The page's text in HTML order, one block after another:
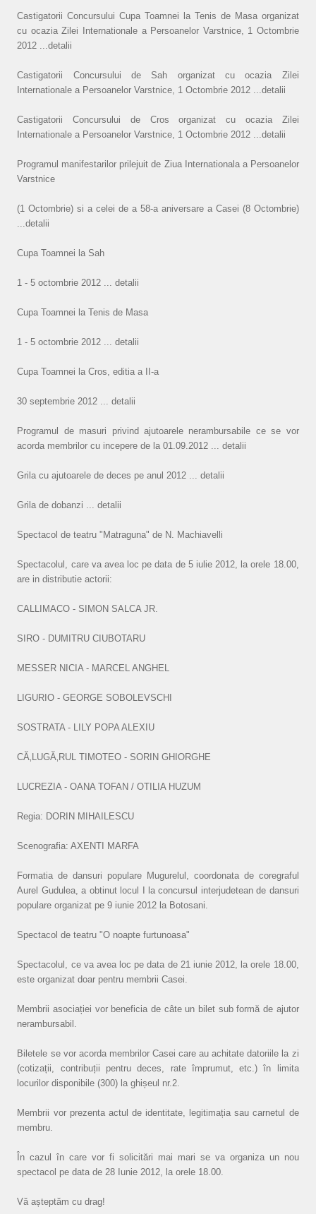
Castigatorii Concursului Cupa Toamnei la Tenis de Masa organizat
cu ocazia Zilei Internationale a Persoanelor Varstnice, 1 Octombrie
2012 ...detalii
Castigatorii Concursului de Sah organizat cu ocazia Zilei
Internationale a Persoanelor Varstnice, 1 Octombrie 2012 ...detalii
Castigatorii Concursului de Cros organizat cu ocazia Zilei
Internationale a Persoanelor Varstnice, 1 Octombrie 2012 ...detalii
Programul manifestarilor prilejuit de Ziua Internationala a Persoanelor
Varstnice
(1 Octombrie) si a celei de a 58-a aniversare a Casei (8 Octombrie)
...detalii
Cupa Toamnei la Sah
1 - 5 octombrie 2012 ... detalii
Cupa Toamnei la Tenis de Masa
1 - 5 octombrie 2012 ... detalii
Cupa Toamnei la Cros, editia a II-a
30 septembrie 2012 ... detalii
Programul de masuri privind ajutoarele nerambursabile ce se vor
acorda membrilor cu incepere de la 01.09.2012 ... detalii
Grila cu ajutoarele de deces pe anul 2012 ... detalii
Grila de dobanzi ... detalii
Spectacol de teatru "Matraguna" de N. Machiavelli
Spectacolul, care va avea loc pe data de 5 iulie 2012, la orele 18.00,
are in distributie actorii:
CALLIMACO - SIMON SALCA JR.
SIRO - DUMITRU CIUBOTARU
MESSER NICIA - MARCEL ANGHEL
LIGURIO - GEORGE SOBOLEVSCHI
SOSTRATA - LILY POPA ALEXIU
CĂ‚LUGĂ‚RUL TIMOTEO - SORIN GHIORGHE
LUCREZIA - OANA TOFAN / OTILIA HUZUM
Regia: DORIN MIHAILESCU
Scenografia: AXENTI MARFA
Formatia de dansuri populare Mugurelul, coordonata de coregraful
Aurel Gudulea, a obtinut locul I la concursul interjudetean de dansuri
populare organizat pe 9 iunie 2012 la Botosani.
Spectacol de teatru "O noapte furtunoasa"
Spectacolul, ce va avea loc pe data de 21 iunie 2012, la orele 18.00,
este organizat doar pentru membrii Casei.
Membrii asociației vor beneficia de câte un bilet sub formă de ajutor
nerambursabil.
Biletele se vor acorda membrilor Casei care au achitate datoriile la zi
(cotizații, contribuții pentru deces, rate împrumut, etc.) în limita
locurilor disponibile (300) la ghișeul nr.2.
Membrii vor prezenta actul de identitate, legitimația sau carnetul de
membru.
În cazul în care vor fi solicitări mai mari se va organiza un nou
spectacol pe data de 28 Iunie 2012, la orele 18.00.
Vă așteptăm cu drag!